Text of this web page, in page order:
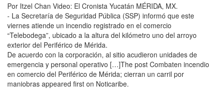
Por Itzel Chan Video: El Cronista Yucatán MÉRIDA, MX.
- La Secretaría de Seguridad Pública (SSP) informó que este
viernes atiende un incendio registrado en el comercio
“Telebodega”, ubicado a la altura del kilómetro uno del arroyo
exterior del Periférico de Mérida.
De acuerdo con la corporación, al sitio acudieron unidades de
emergencia y personal operativo […]The post Combaten incendio
en comercio del Periférico de Mérida; cierran un carril por
maniobras appeared first on Noticaribe.